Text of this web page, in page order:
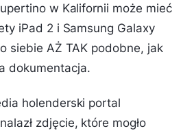
w Kalifornii może mieć
iPad 2 i Samsung Galaxy
siebie AŻ TAK podobne, jak
dokumentacja.
holenderski portal
zdjęcie, które mogło